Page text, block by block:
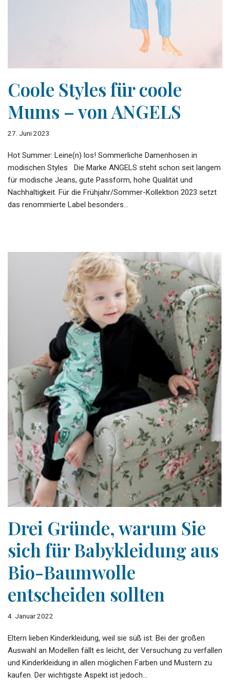
Coole Styles für coole
Mums – von ANGELS
27. Juni 2023
Hot Summer: Leine(n) los! Sommerliche Damenhosen in
modischen Styles Die Marke ANGELS steht schon seit langem
für modische Jeans, gute Passform, hohe Qualität und
Nachhaltigkeit. Für die Frühjahr/Sommer-Kollektion 2023 setzt
das renommierte Label besonders…
Drei Gründe, warum Sie
sich für Babykleidung aus
Bio-Baumwolle
entscheiden sollten
4. Januar 2022
Eltern lieben Kinderkleidung, weil sie süß ist. Bei der großen
Auswahl an Modellen fällt es leicht, der Versuchung zu verfallen
und Kinderkleidung in allen möglichen Farben und Mustern zu
kaufen. Der wichtigste Aspekt ist jedoch…